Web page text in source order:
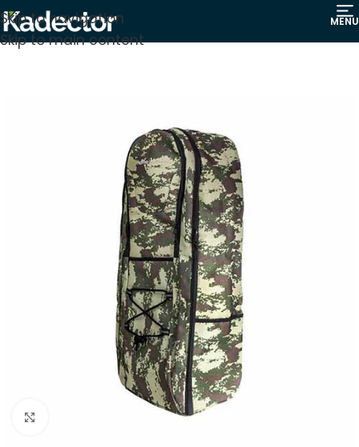
Skip to navigation
Skip to main content
MENU